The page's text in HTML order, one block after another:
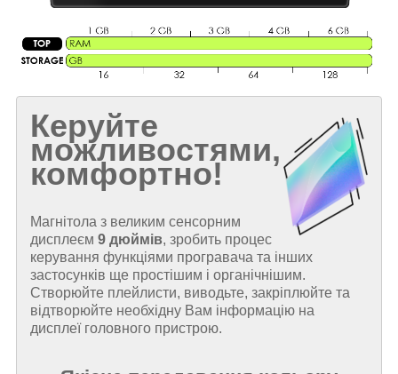
Керуйте
можливостями,
комфортно!
Магнітола з великим сенсорним
дисплеєм 9 дюймів, зробить процес
керування функціями програвача та інших
застосунків ще простішим і органічнішим.
Створюйте плейлисти, виводьте, закріплюйте та
відтворюйте необхідну Вам інформацію на
дисплеї головного пристрою.